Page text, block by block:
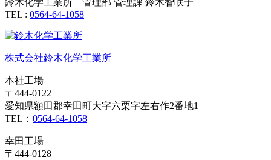
TEL : 0564-64-1058
株式会社鈴木化学工業所
本社工場
〒444-0122
愛知県額田郡幸田町大字六栗字左右作2番地1
TEL： 0564-64-1058
幸田工場
〒444-0128